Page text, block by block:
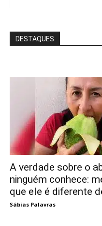
DESTAQUES
A verdade sobre o
ninguém conhece:
que ele é diferente
Sábias Palavras